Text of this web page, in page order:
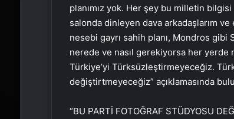
planımız yok. Her şey bu milletin
salonda dinleyen dava arkadaşlarım ve
nesebi gayrı sahih planı, Mondros gibi
nerede ve nasıl gerekiyorsa her yerde
Türkiye’yi Türksüzleştirmeyeceğiz.
değiştirtmeyeceğiz” açıklamasında
“BU PARTİ FOTOĞRAF STÜDYOSU